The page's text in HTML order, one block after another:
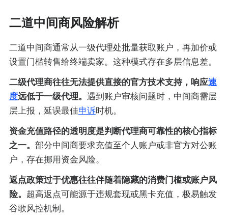
二道中间商风险解析
二道中间商通常从一级代理处批量获取账户，再加价或
设置门槛转售给终端卖家。这种模式存在多层信息差。
二级代理商往往无法提供直接的官方技术支持，响应速
度远低于一级代理。 遇到账户审核问题时，中间商需层
层上报，延误最佳申诉时机。
资金充值路径的透明度是判断代理商可靠性的核心指标
之一。 部分中间商要求充值至个人账户或非官方对公账
户，存在挪用资金风险。
返点政策过于优惠往往伴随着隐藏的消费门槛或账户风
险。 超高返点可能源于违规套现或黑卡充值，极易触发
谷歌风控机制。